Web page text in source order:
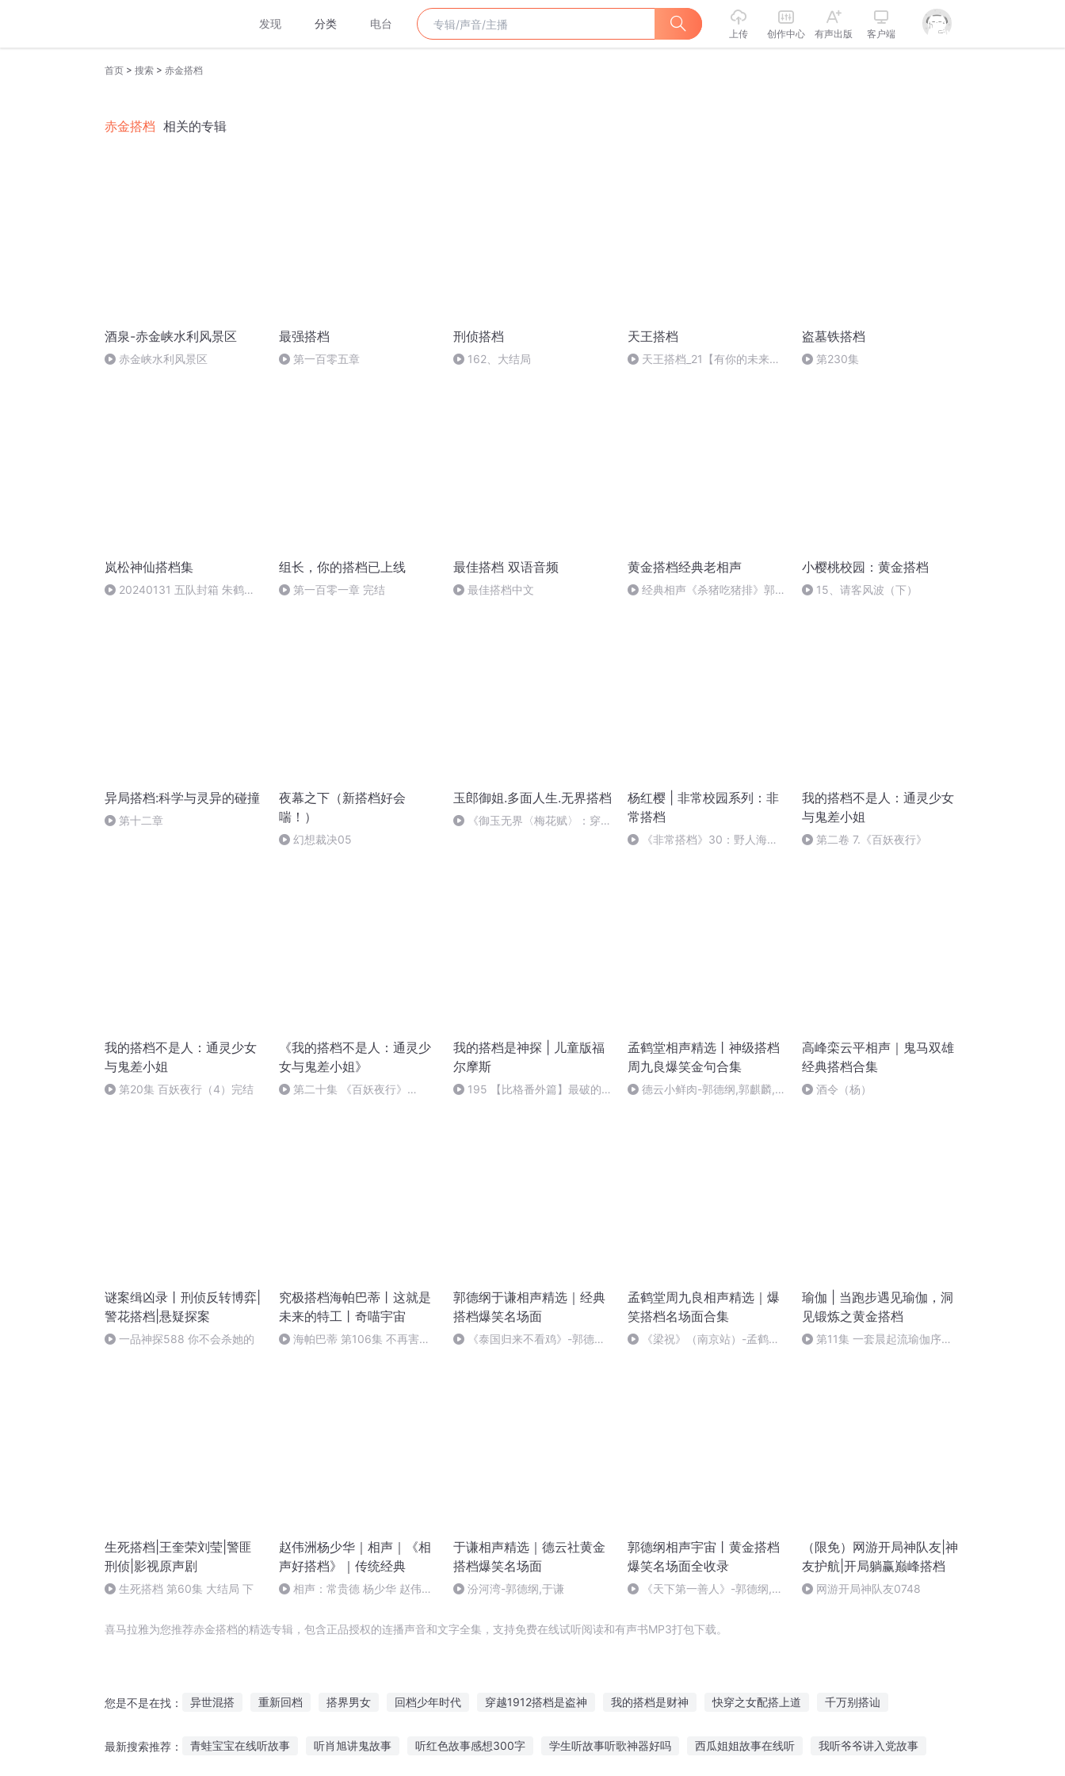
发现 分类 电台
上传 创作中心 有声出版 客户端
首页 > 搜索 > 赤金搭档
赤金搭档 相关的专辑
酒泉-赤金峡水利风景区
赤金峡水利风景区
最强搭档
第一百零五章
刑侦搭档
162、大结局
天王搭档
天王搭档_21【有你的未来三-
盗墓铁搭档
第230集
岚松神仙搭档集
20240131 五队封箱 朱鹤松
组长，你的搭档已上线
第一百零一章 完结
最佳搭档 双语音频
最佳搭档中文
黄金搭档经典老相声
经典相声《杀猪吃猪排》郭德
小樱桃校园：黄金搭档
15、请客风波（下）
异局搭档:科学与灵异的碰撞
第十二章
夜幕之下（新搭档好会
喘！）
幻想裁决05
玉郎御姐.多面人生.无界搭档
《御玉无界〈梅花赋〉：穿越
杨红樱 | 非常校园系列：非
常搭档
《非常搭档》30：野人海
我的搭档不是人：通灵少女
与鬼差小姐
第二卷 7.《百妖夜行》
我的搭档不是人：通灵少女
与鬼差小姐
第20集 百妖夜行（4）完结
《我的搭档不是人：通灵少
女与鬼差小姐》
第二十集 《百妖夜行》
我的搭档是神探 | 儿童版福
尔摩斯
195 【比格番外篇】最破的
孟鹤堂相声精选丨神级搭档
周九良爆笑金句合集
德云小鲜肉-郭德纲,郭麒麟,孟
高峰栾云平相声｜鬼马双雄
经典搭档合集
酒令（杨）
谜案缉凶录丨刑侦反转博弈|
警花搭档|悬疑探案
一品神探588 你不会杀她的
究极搭档海帕巴蒂丨这就是
未来的特工丨奇喵宇宙
海帕巴蒂 第106集 不再害怕
郭德纲于谦相声精选｜经典
搭档爆笑名场面
《泰国归来不看鸡》-郭德纲,
孟鹤堂周九良相声精选｜爆
笑搭档名场面合集
《梁祝》（南京站）-孟鹤堂,
瑜伽 | 当跑步遇见瑜伽，洞
见锻炼之黄金搭档
第11集 一套晨起流瑜伽序
生死搭档|王奎荣刘莹|警匪
刑侦|影视原声剧
生死搭档 第60集 大结局 下
赵伟洲杨少华｜相声｜《相
声好搭档》｜传统经典
相声：常贵德 杨少华 赵伟洲
被坑_哔哩哔哩_bilibili
于谦相声精选｜德云社黄金
搭档爆笑名场面
汾河湾-郭德纲,于谦
郭德纲相声宇宙丨黄金搭档
爆笑名场面全收录
《天下第一善人》-郭德纲,于
（限免）网游开局神队友|神
友护航|开局躺赢巅峰搭档
网游开局神队友0748
喜马拉雅为您推荐赤金搭档的精选专辑，包含正品授权的连播声音和文字全集，支持免费在线试听阅读和有声书MP3打包下载。
您是不是在找： 异世混搭 重新回档 搭界男女 回档少年时代 穿越1912搭档是盗神 我的搭档是财神 快穿之女配搭上道 千万别搭讪
最新搜索推荐： 青蛙宝宝在线听故事 听肖旭讲鬼故事 听红色故事感想300字 学生听故事听歌神器好吗 西瓜姐姐故事在线听 我听爷爷讲入党故事